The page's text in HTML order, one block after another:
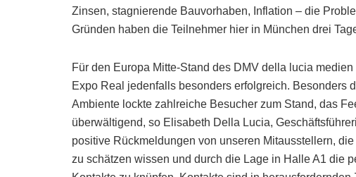
Zinsen, stagnierende Bauvorhaben, Inflation – die
Gründen haben die Teilnehmer hier in München drei
Für den Europa Mitte-Stand des DMV della lucia
Expo Real jedenfalls besonders erfolgreich. Besonders
Ambiente lockte zahlreiche Besucher zum Stand, das
überwältigend, so Elisabeth Della Lucia,
positive Rückmeldungen von unseren Mitausstellern,
zu schätzen wissen und durch die Lage in Halle A1 die